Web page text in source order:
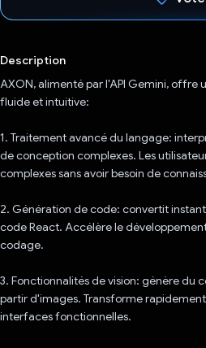
Description
AXON, alimenté par l'API Gemini, offre
fluide et intuitive:
1. Traitement avancé du langage:
de conception complexes. Les
complexes sans avoir besoin de
2. Génération de code: convertit
code React. Accélère le
codage.
3. Fonctionnalités de vision: génère du
partir d'images. Transforme
interfaces fonctionnelles.